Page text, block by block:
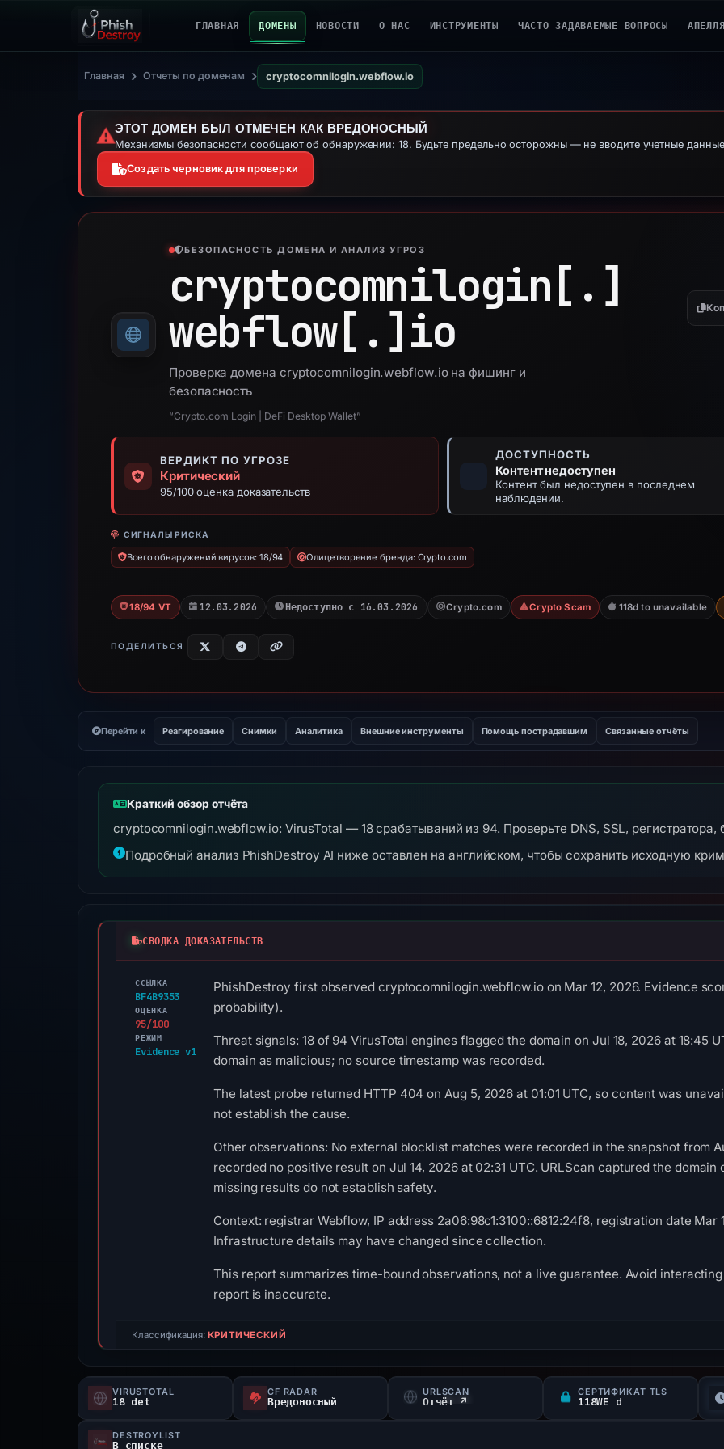
ГЛАВНАЯ ДОМЕНЫ НОВОСТИ О НАС ИНСТРУМЕНТЫ ЧАСТО ЗАДАВАЕМЫЕ ВОПРОСЫ
Главная › Отчеты по доменам › cryptocomnilogin.webflow.io
⚠️ЭТОТ ДОМЕН БЫЛ ОТМЕЧЕН КАК ВРЕДОНОСНЫЙ
Механизмы безопасности сообщают об обнаружении: 18. Будьте предельно осторожны — не вводите учетные
Создать черновик для проверки
БЕЗОПАСНОСТЬ ДОМЕНА И АНАЛИЗ УГРОЗ
cryptocomnilogin[.]
webflow[.]io
Проверка домена cryptocomnilogin.webflow.io на фишинг и
безопасность
“Crypto.com Login | DeFi Desktop Wallet”
ВЕРДИКТ ПО УГРОЗЕ
Критический
95/100 оценка доказательств
ДОСТУПНОСТЬ
Контент недоступен
Контент был недоступен в последнем
наблюдении.
СИГНАЛЫ РИСКА
Всего обнаружений вирусов: 18/94 Олицетворение бренда: Crypto.com
18/94 VT 12.03.2026 Недоступно с 16.03.2026 Crypto.com Crypto Scam 118d to unavailable
ПОДЕЛИТЬСЯ
Перейти к Реагирование Снимки Аналитика Внешние инструменты Помощь пострадавшим Связанные отчёты
Краткий обзор отчёта
cryptocomnilogin.webflow.io: VirusTotal — 18 срабатываний из 94. Проверьте DNS, SSL, регистратора,
Подробный анализ PhishDestroy AI ниже оставлен на английском, чтобы сохранить исходную
СВОДКА ДОКАЗАТЕЛЬСТВ
ССЫЛКА
BF4B9353
ОЦЕНКА
95/100
РЕЖИМ
Evidence v1
PhishDestroy first observed cryptocomnilogin.webflow.io on Mar 12, 2026. Evidence
probability).
Threat signals: 18 of 94 VirusTotal engines flagged the domain on Jul 18, 2026 at 18:45
domain as malicious; no source timestamp was recorded.
The latest probe returned HTTP 404 on Aug 5, 2026 at 01:01 UTC, so content was
not establish the cause.
Other observations: No external blocklist matches were recorded in the snapshot from
recorded no positive result on Jul 14, 2026 at 02:31 UTC. URLScan captured the domain
missing results do not establish safety.
Context: registrar Webflow, IP address 2a06:98c1:3100::6812:24f8, registration date
Infrastructure details may have changed since collection.
This report summarizes time-bound observations, not a live guarantee. Avoid
report is inaccurate.
Классификация: КРИТИЧЕСКИЙ
VIRUSTOTAL
18 det
CF RADAR
Вредоносный
URLSCAN
Отчёт ↗
СЕРТИФИКАТ TLS
118WE d
DESTROYLIST
В списке